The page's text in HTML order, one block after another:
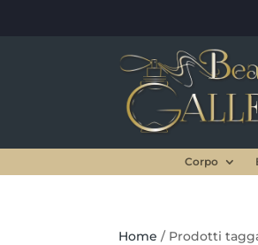
Corpo
Home / Prodotti